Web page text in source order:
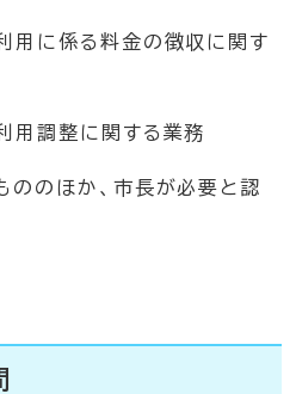
用に係る料金の徴収に関す
用調整に関する業務
ののほか、市長が必要と認